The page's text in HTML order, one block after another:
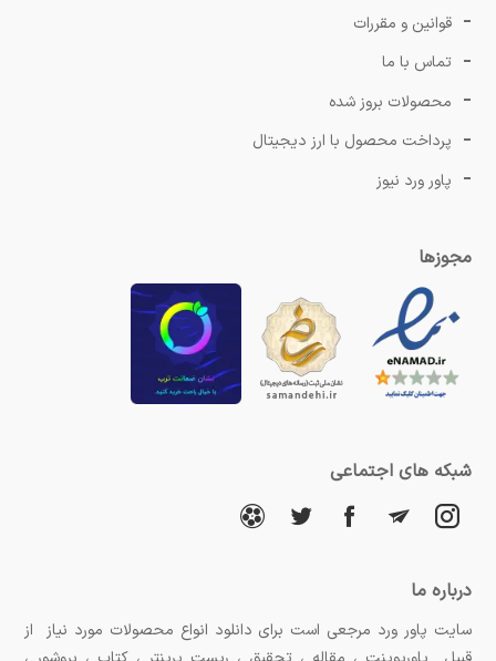
قوانین و مقررات
تماس با ما
محصولات بروز شده
پرداخت محصول با ارز دیجیتال
پاور ورد نیوز
مجوزها
شبکه های اجتماعی
درباره ما
سایت پاور ورد مرجعی است برای دانلود انواع محصولات مورد نیاز از